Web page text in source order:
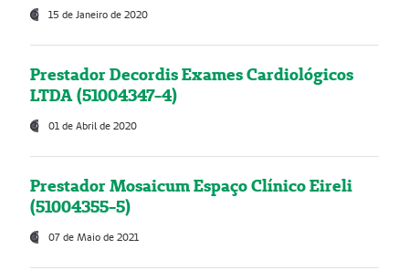
15 de Janeiro de 2020
Prestador Decordis Exames Cardiológicos
LTDA (51004347-4)
01 de Abril de 2020
Prestador Mosaicum Espaço Clínico Eireli
(51004355-5)
07 de Maio de 2021